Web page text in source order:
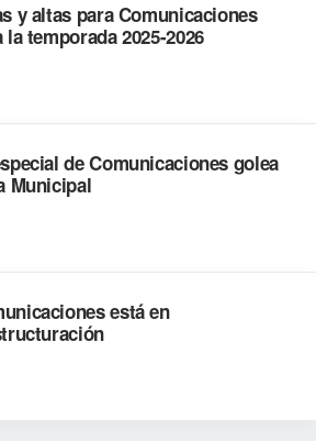
y altas para Comunicaciones
la temporada 2025-2026
de Comunicaciones golea
Municipal
está en